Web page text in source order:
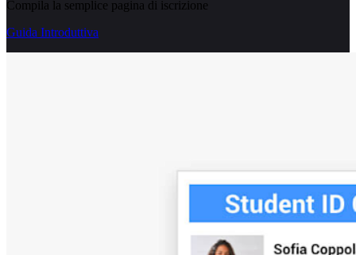
Compila la semplice pagina di iscrizione
Guida Introduttiva